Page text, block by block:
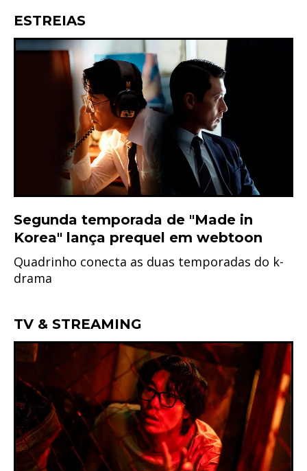
ESTREIAS
Segunda temporada de "Made in
Korea" lança prequel em webtoon
Quadrinho conecta as duas temporadas do k-
drama
TV & STREAMING